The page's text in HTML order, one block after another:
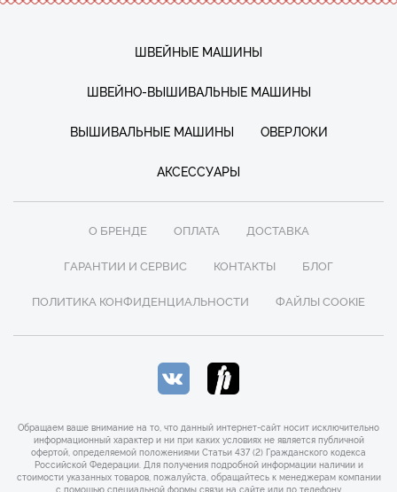
ШВЕЙНЫЕ МАШИНЫ
ШВЕЙНО-ВЫШИВАЛЬНЫЕ МАШИНЫ
ВЫШИВАЛЬНЫЕ МАШИНЫ ОВЕРЛОКИ
АКСЕССУАРЫ
О БРЕНДЕ ОПЛАТА ДОСТАВКА
ГАРАНТИИ И СЕРВИС КОНТАКТЫ БЛОГ
ПОЛИТИКА КОНФИДЕНЦИАЛЬНОСТИ ФАЙЛЫ COOKIE
Обращаем ваше внимание на то, что данный интернет-сайт носит исключительно
информационный характер и ни при каких условиях не является публичной
офертой, определяемой положениями Статьи 437 (2) Гражданского кодекса
Российской Федерации. Для получения подробной информации наличии и
стоимости указанных товаров, пожалуйста, обращайтесь к менеджерам компании
с помощью специальной формы связи на сайте или по телефону.